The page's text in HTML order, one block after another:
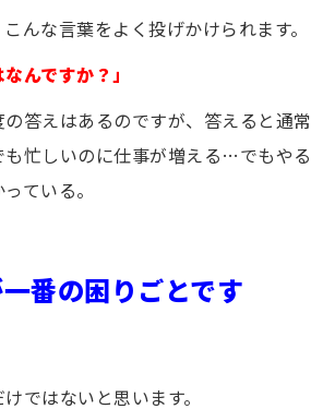
んな言葉をよく投げかけられます。
んですか？」
答えはあるのですが、答えると通常
も忙しいのに仕事が増える…でもやる
ている。
一番の困りごとです
ではないと思います。